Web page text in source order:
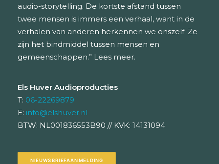
audio-storytelling. De kortste afstand tussen
twee mensen is immers een verhaal, want in de
verhalen van anderen herkennen we onszelf. Ze
zijn het bindmiddel tussen mensen en
gemeenschappen.” Lees meer.
Els Huver Audioproducties
T: 06-22269879
E: info@elshuver.nl
BTW: NL001836553B90 // KVK: 14131094
NIEUWSBRIEFAANMELDING